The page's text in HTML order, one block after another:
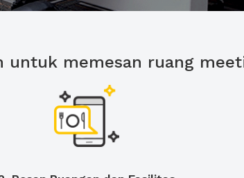
untuk memesan ruang